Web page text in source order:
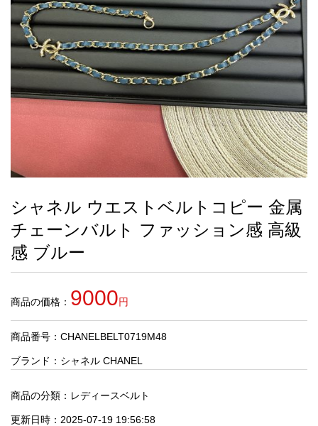
理
2026人気特集
バッグ
財布
時計
服
ズボン
衣装セット
靴
住まい用品
アクセサリー
ベルト
スカーフ
アイフォーンケ
ース
小物
お
す
す
め
商
人
気
商
シャネル ウエストベルトコピー 金属
チェーンバルト ファッション感 高級
感 ブルー
商品の価格： 9000円
商品番号：CHANELBELT0719M48
ブランド： シャネル CHANEL
商品の分類： レディースベルト
更新日時：2025-07-19 19:56:58